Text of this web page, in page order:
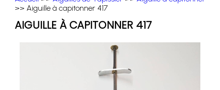
>> Aiguille à capitonner 417
AIGUILLE À CAPITONNER 417